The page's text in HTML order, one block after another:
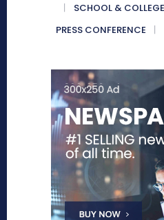
SCHOOL & COLLEGE
PRESS CONFERENCE